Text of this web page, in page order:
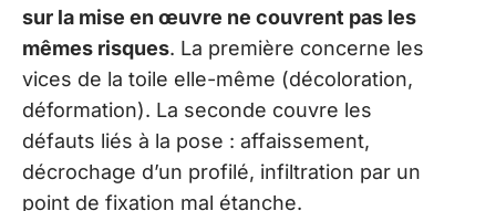
sur la mise en œuvre ne couvrent pas les
mêmes risques. La première concerne les
vices de la toile elle-même (décoloration,
déformation). La seconde couvre les
défauts liés à la pose : affaissement,
décrochage d’un profilé, infiltration par un
point de fixation mal étanche.